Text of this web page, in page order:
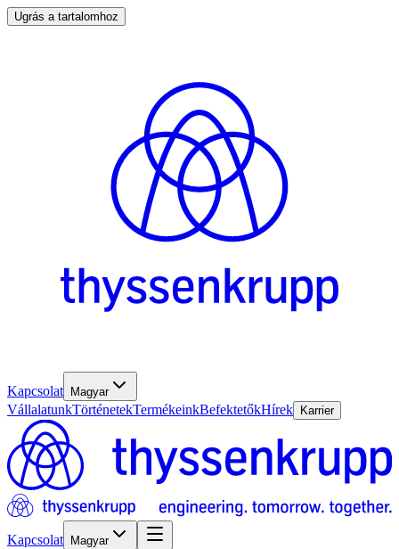
Ugrás a tartalomhoz
Kapcsolat Magyar
VállalatunkTörténetekTermékeinkBefektetőkHírek Karrier
Kapcsolat Magyar